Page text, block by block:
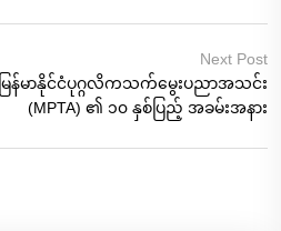
Next Post
မြန်မာနိုင်ငံပုဂ္ဂလိကသက်မွေးပညာအသင်း
(MPTA) ၏ ၁၀ နှစ်ပြည့် အခမ်းအနား